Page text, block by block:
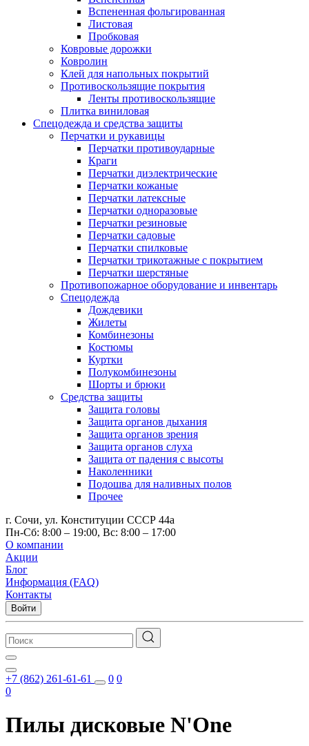
Вспененная фольгированная
Листовая
Пробковая
Ковровые дорожки
Ковролин
Клей для напольных покрытий
Противоскользящие покрытия
Ленты противоскользящие
Плитка виниловая
Спецодежда и средства защиты
Перчатки и рукавицы
Перчатки противоударные
Краги
Перчатки диэлектрические
Перчатки кожаные
Перчатки латексные
Перчатки одноразовые
Перчатки резиновые
Перчатки садовые
Перчатки спилковые
Перчатки трикотажные с покрытием
Перчатки шерстяные
Противопожарное оборудование и инвентарь
Спецодежда
Дождевики
Жилеты
Комбинезоны
Костюмы
Куртки
Полукомбинезоны
Шорты и брюки
Средства защиты
Защита головы
Защита органов дыхания
Защита органов зрения
Защита органов слуха
Защита от падения с высоты
Наколенники
Подошва для наливных полов
Прочее
г. Сочи, ул. Конституции СССР 44а
Пн-Сб: 8:00 – 19:00, Вс: 8:00 – 17:00
О компании
Акции
Блог
Информация (FAQ)
Контакты
Войти
+7 (862) 261-61-61 0 0
0
Пилы дисковые N'One